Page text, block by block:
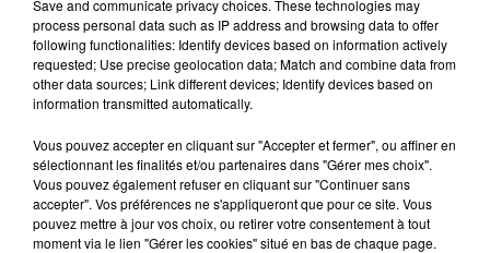
Save and communicate privacy choices. These technologies may
process personal data such as IP address and browsing data to offer
following functionalities: Identify devices based on information actively
requested; Use precise geolocation data; Match and combine data from
other data sources; Link different devices; Identify devices based on
information transmitted automatically.
Vous pouvez accepter en cliquant sur "Accepter et fermer", ou affiner en
sélectionnant les finalités et/ou partenaires dans "Gérer mes choix".
Vous pouvez également refuser en cliquant sur "Continuer sans
accepter". Vos préférences ne s'appliqueront que pour ce site. Vous
pouvez mettre à jour vos choix, ou retirer votre consentement à tout
moment via le lien "Gérer les cookies" situé en bas de chaque page.